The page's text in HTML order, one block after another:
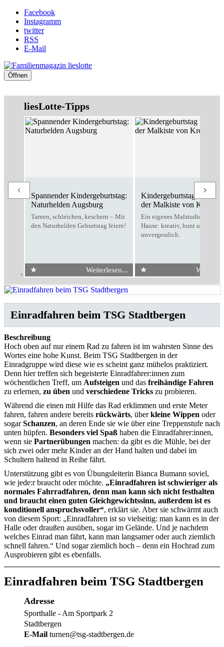
Facebook
Instagramm
twitter
RSS
E-Mail
Öffnen
liesLotte-Tipps
Spannender Kindergeburtstag:
Naturhelden Augsburg
Tarnen, schleichen, keschern – Mit
den Naturhelden Geburtstag feiern!
★ Weiterlesen...
Kindergeburtstag
der Malkiste von Kreativo
Ein eigenes Malstudio für zu
Hause: kreativ, bunt und
unvergesslich.
★
› Einradfahren beim TSG Stadtbergen
Einradfahren beim TSG Stadtbergen
Beschreibung
Hoch oben auf nur einem Rad zu fahren ist im wahrsten Sinne des
Wortes eine hohe Kunst. Beim TSG Stadtbergen in der
Einradgruppe wird diese wie es scheint ganz mühelos praktiziert.
Denn hier treffen sich begeisterte Einradfahrer:innen zum
wöchentlichen Treff, um Aufsteigen und das freihändige Fahren
zu erlernen, zu üben und verschiedene Tricks zu probieren.
Während die einen mit Hilfe das Rad erklimmen und erste Meter
fahren, fahren andere bereits rückwärts, überkleine Wippen oder
sogarSchanzen, an deren Ende sie wie über eine Treppenstufe nach
unten hüpfen. Besonders viel Spaß haben die Einradfahrer:innen,
wenn sie Partnerübungen machen: da gibt es die Mühle, bei der
sich zwei oder mehr Kinder an der Hand halten und dabei im
Schultern haltend in Reihe fährt.
Unterstützung gibt es von Übungsleiterin Bianca Bumann soviel,
wie jede:r braucht oder möchte. „Einradfahren ist schwieriger als
normales Fahrradfahren, denn man kann sich nicht festhalten
und braucht einen guten Gleichgewichtssinn, außerdem ist es
konditionell anspruchsvoller“, erklärt sie. Aber sie schwärmt auch
von diesem Sport: „Einradfahren ist so vielseitig: man kann es in der
Halle oder draußen ausüben, sogar im Gelände. Und je nachdem
welches Einrad man fährt, kann man langsamer oder auch ziemlich
schnell fahren.“ Und sogar ziemlich hoch – denn ein Hochrad zum
Ausprobieren gibt es ebenfalls.
Einradfahren beim TSG Stadtbergen
Adresse
Sporthalle - Am Sportpark 2
Stadtbergen
E-Mail turnen@tsg-stadtbergen.de